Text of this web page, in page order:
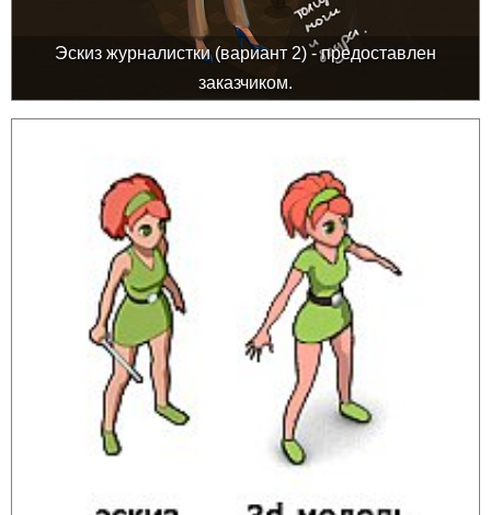
Эскиз журналистки (вариант 2) - предоставлен
заказчиком.